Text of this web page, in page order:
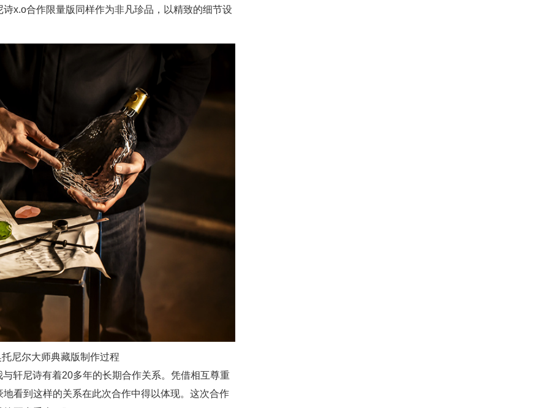
x.o合作限量版同样作为非凡珍品，以精致的细节设
托尼尔大师典藏版制作过程
与轩尼诗有着20多年的长期合作关系。凭借相互尊重
看到这样的关系在此次合作中得以体现。这次合作